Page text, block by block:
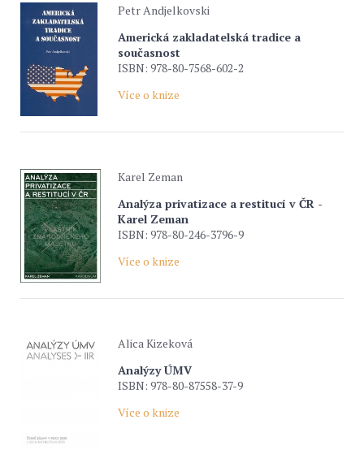
Petr Andjelkovski
Americká zakladatelská tradice a
současnost
ISBN: 978-80-7568-602-2
Více o knize
Karel Zeman
Analýza privatizace a restitucí v ČR -
Karel Zeman
ISBN: 978-80-246-3796-9
Více o knize
Alica Kizeková
Analýzy ÚMV
ISBN: 978-80-87558-37-9
Více o knize